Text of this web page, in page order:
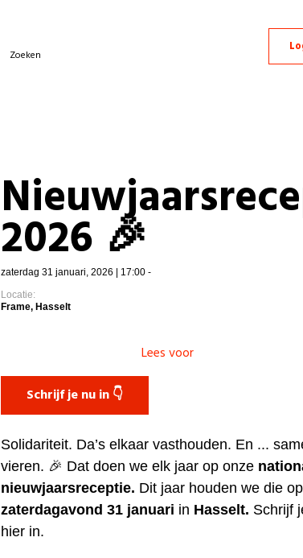
Zoeken
2026 🎉
zaterdag 31 januari, 2026 | 17:00 -
Locatie:
Frame, Hasselt
Lees voor
Schrijf je nu in 👇
Solidariteit. Da’s elkaar vasthouden. En ...
vieren. 🎉 Dat doen we elk jaar op onze
nieuwjaarsreceptie. Dit jaar houden we die op
zaterdagavond 31 januari in Hasselt. Schrijf
hier in.